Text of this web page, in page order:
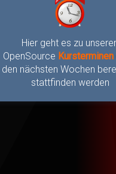
Hier geht es zu
OpenSource Kursterminen
den nächsten Wochen
stattfinden werden